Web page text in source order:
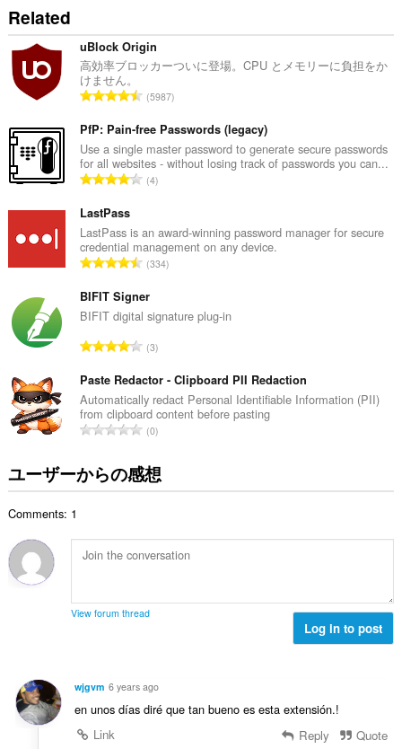
This
extension
can
create
rich
notifications
them
to
you
in
the
こ
機
能
は、
お
よ
び
ブ
ラ
ン
グ
ア
ク
ィ
ビ
テ
能
で
す。
Related
uBlock Origin
高効率ブロッカーついに登場。CPU とメモリーに負担をか
けません。
評
の
総
数
：
5987
PfP: Pain-free Passwords (legacy)
Use a single master password to generate secure passwords
for all websites - without losing track of passwords you can...
評
総
数
：
4
LastPass
LastPass is an award-winning password manager for secure
credential management on any device.
評
の
総
：
334
BIFIT Signer
BIFIT digital signature plug-in
評
の
総
数
：
3
Paste Redactor - Clipboard PII Redaction
Automatically redact Personal Identifiable Information (PII)
from clipboard content before pasting
評
の
総
0
ユーザーからの感想
Comments: 1
View forum thread
Log in to post
wjgvm 6 years ago
en unos días diré que tan bueno es esta extensión.!
Link
Reply Quote